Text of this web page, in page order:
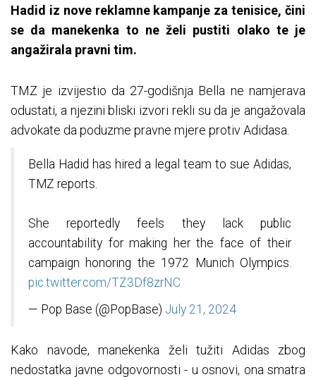
Hadid iz nove reklamne kampanje za tenisice, čini
se da manekenka to ne želi pustiti olako te je
angažirala pravni tim.
TMZ je izvijestio da 27-godišnja Bella ne namjerava
odustati, a njezini bliski izvori rekli su da je angažovala
advokate da poduzme pravne mjere protiv Adidasa.
Bella Hadid has hired a legal team to sue Adidas,
TMZ reports.
She reportedly feels they lack public
accountability for making her the face of their
campaign honoring the 1972 Munich Olympics.
pic.twitter.com/TZ3Df8zrNC
— Pop Base (@PopBase) July 21, 2024
Kako navode, manekenka želi tužiti Adidas zbog
nedostatka javne odgovornosti - u osnovi, ona smatra